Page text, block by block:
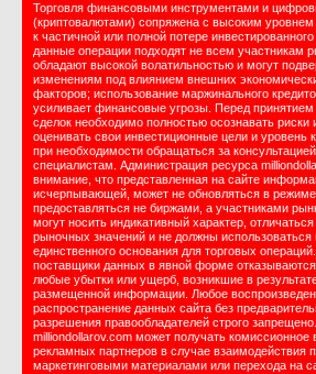
Торговля финансовыми инструментами и
(криптовалютами) сопряжена с высоким уровнем
к частичной или полной потере
данные операции подходят не всем участникам
обладают высокой волатильностью и могут
изменениям под влиянием внешних
факторов; использование маржинального
усиливает финансовые угрозы. Перед
сделок необходимо полностью осознавать риски
оценивать свои инвестиционные цели и уровень
при необходимости обращаться за
специалистам. Администрация ресурса
внимание, что представленная на сайте
исчерпывающей, может не обновляться в
предоставляться не биржами, а участниками
могут носить индикативный характер,
рыночных значений и не должны использоваться
единственного основания для торговых
поставщики данных в явной форме отказываются
любые убытки или ущерб, возникшие в
размещенной информации. Любое
распространение данных сайта без
разрешения правообладателей строго
milliondollarov.com может получать комиссионное
рекламных партнеров в случае взаимодействия
маркетинговыми материалами или перехода на